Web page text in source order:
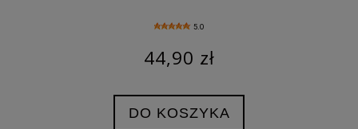
5.0
44,90 zł
DO KOSZYKA